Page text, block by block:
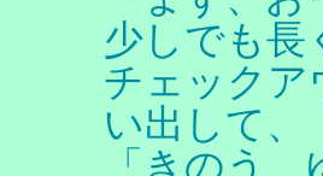
少しでも長
チェックア
い出して、
「きのう